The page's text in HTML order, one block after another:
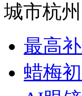
城市杭州
最高
蜡梅